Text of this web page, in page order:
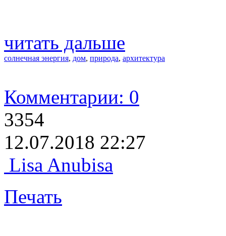
читать дальше
солнечная энергия, дом, природа, архитектура
Комментарии: 0
3354
12.07.2018 22:27
Lisa Anubisa
Печать